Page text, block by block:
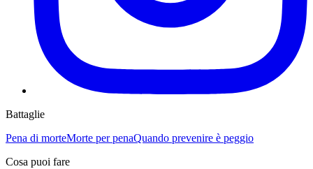
Battaglie
Pena di morteMorte per penaQuando prevenire è peggio
Cosa puoi fare